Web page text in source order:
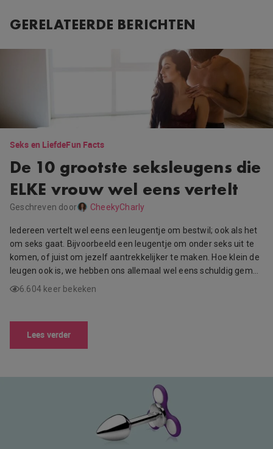
GERELATEERDE BERICHTEN
Seks en LiefdeFun Facts
De 10 grootste seksleugens die
ELKE vrouw wel eens vertelt
Geschreven door CheekyCharly
Iedereen vertelt wel eens een leugentje om bestwil; ook als het
om seks gaat. Bijvoorbeeld een leugentje om onder seks uit te
komen, of juist om jezelf aantrekkelijker te maken. Hoe klein de
leugen ook is, we hebben ons allemaal wel eens schuldig gem…
6.604 keer bekeken
Lees verder